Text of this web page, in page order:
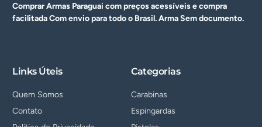
Comprar Armas Paraguai com preços acessíveis e compra
facilitada Com envio para todo o Brasil. ArmaSem documento.
Links Úteis
Quem Somos
Contato
Categorias
Carabinas
Espingardas